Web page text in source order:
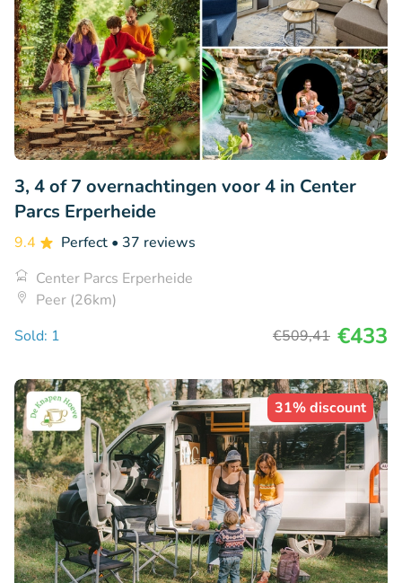
3, 4 of 7 overnachtingen voor 4 in Center
Parcs Erperheide
9.4 Perfect • 37 reviews
Center Parcs Erperheide
Peer (26km)
Sold: 1
€509,41 €433
31% discount